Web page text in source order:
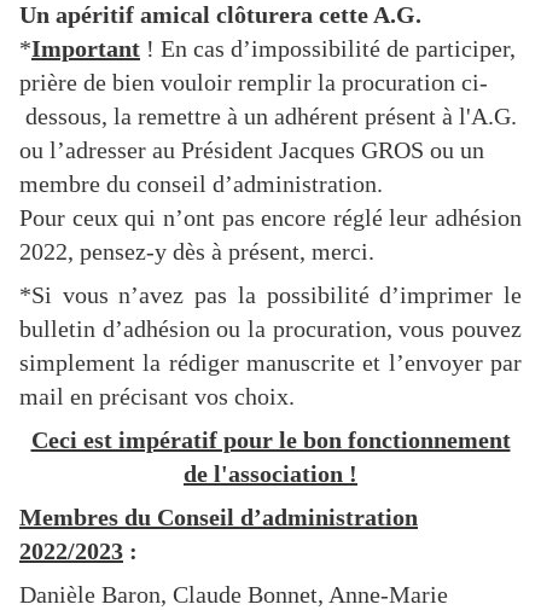
Un apéritif amical clôturera cette A.G.
*Important ! En cas d’impossibilité de participer,
prière de bien vouloir remplir la procuration ci-
dessous, la remettre à un adhérent présent à l'A.G.
ou l’adresser au Président Jacques GROS ou un
membre du conseil d’administration.
Pour ceux qui n’ont pas encore réglé leur adhésion
2022, pensez-y dès à présent, merci.
*Si vous n’avez pas la possibilité d’imprimer le
bulletin d’adhésion ou la procuration, vous pouvez
simplement la rédiger manuscrite et l’envoyer par
mail en précisant vos choix.
Ceci est impératif pour le bon fonctionnement
de l'association !
Membres du Conseil d’administration
2022/2023 :
Danièle Baron, Claude Bonnet, Anne-Marie